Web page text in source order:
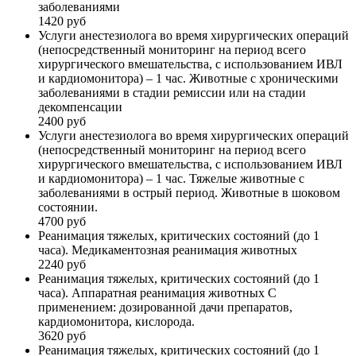
заболеваниями
1420 руб
Услуги анестезиолога во время хирургических операций
(непосредственный мониторинг на период всего
хирургического вмешательства, с использованием ИВЛ
и кардиомонитора) – 1 час. Животные с хроническими
заболеваниями в стадии ремиссии или на стадии
декомпенсации
2400 руб
Услуги анестезиолога во время хирургических операций
(непосредственный мониторинг на период всего
хирургического вмешательства, с использованием ИВЛ
и кардиомонитора) – 1 час. Тяжелые животные с
заболеваниями в острый период. Животные в шоковом
состоянии.
4700 руб
Реанимация тяжелых, критических состояний (до 1
часа). Медикаментозная реанимация животных
2240 руб
Реанимация тяжелых, критических состояний (до 1
часа). Аппаратная реанимация животных С
применением: дозированной дачи препаратов,
кардиомонитора, кислорода.
3620 руб
Реанимация тяжелых, критических состояний (до 1